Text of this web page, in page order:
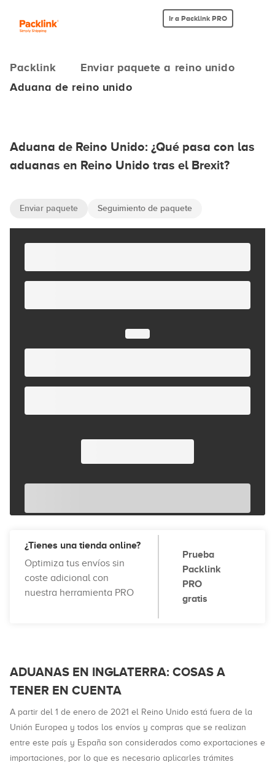
Ir a Packlink PRO
Packlink
Enviar paquete a reino unido
Aduana de reino unido
Aduana de Reino Unido: ¿Qué pasa con las
aduanas en Reino Unido tras el Brexit?
Enviar paquete Seguimiento de paquete
¿Tienes una tienda online?
Optimiza tus envíos sin
coste adicional con
nuestra herramienta PRO
Prueba
Packlink
PRO
gratis
ADUANAS EN INGLATERRA: COSAS A
TENER EN CUENTA
A partir del 1 de enero de 2021 el Reino Unido está fuera de la
Unión Europea y todos los envíos y compras que se realizan
entre este país y España son considerados como exportaciones e
importaciones, por lo que es necesario aplicarles trámites